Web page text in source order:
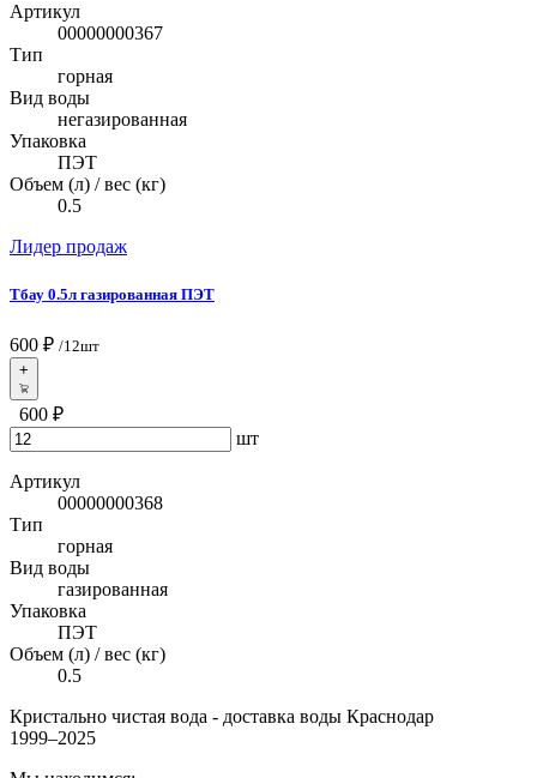
Артикул
00000000367
Тип
горная
Вид воды
негазированная
Упаковка
ПЭТ
Объем (л) / вес (кг)
0.5
Лидер продаж
Тбау 0.5л газированная ПЭТ
600 ₽ /12шт
+
600 ₽
шт
Артикул
00000000368
Тип
горная
Вид воды
газированная
Упаковка
ПЭТ
Объем (л) / вес (кг)
0.5
Кристально чистая вода - доставка воды Краснодар
1999–2025